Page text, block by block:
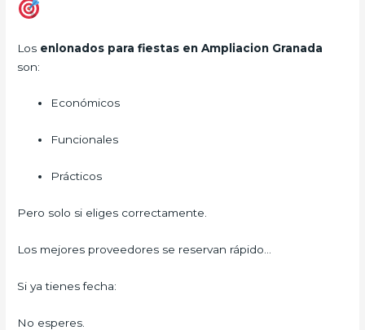
Los enlonados para fiestas en Ampliacion Granada
son:
Económicos
Funcionales
Prácticos
Pero solo si eliges correctamente.
Los mejores proveedores se reservan rápido…
Si ya tienes fecha:
No esperes.